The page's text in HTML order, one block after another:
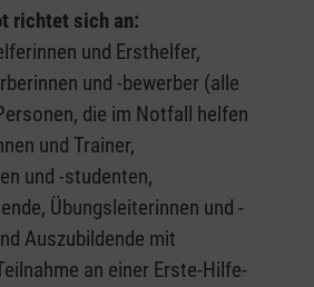
richtet sich an:
und Ersthelfer,
und -bewerber (alle
die im Notfall helfen
und Trainer,
und -studenten,
Übungsleiterinnen und -
Auszubildende mit
an einer Erste-Hilfe-